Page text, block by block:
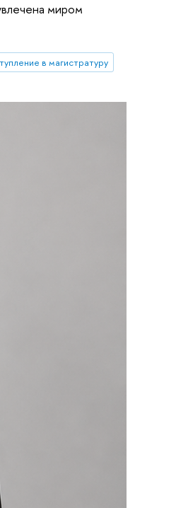
миром
в магистратуру